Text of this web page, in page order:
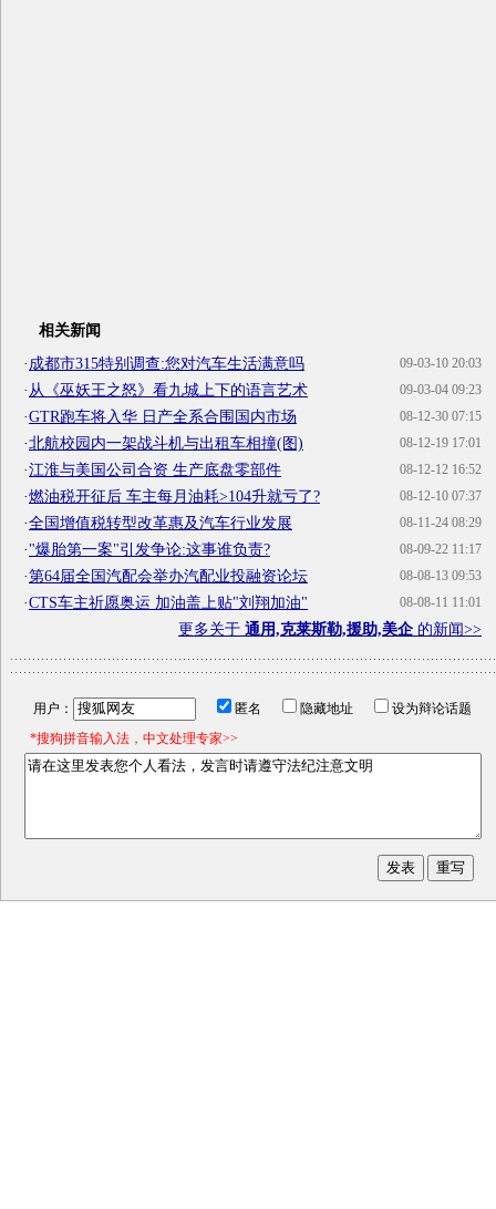
相关新闻
09-03-10 20:03
·成都市315特别调查:您对汽车生活满意吗
09-03-04 09:23
· 从《巫妖王之怒》看九城上下的语言艺术
08-12-30 07:15
·GTR跑车将入华 日产全系合围国内市场
08-12-19 17:01
·北航校园内一架战斗机与出租车相撞(图)
08-12-12 16:52
·江淮与美国公司合资 生产底盘零部件
08-12-10 07:37
·燃油税开征后 车主每月油耗>104升就亏了?
08-11-24 08:29
·全国增值税转型改革惠及汽车行业发展
08-09-22 11:17
·"爆胎第一案"引发争论:这事谁负责?
08-08-13 09:53
·第64届全国汽配会举办汽配业投融资论坛
08-08-11 11:01
·CTS车主祈愿奥运 加油盖上贴"刘翔加油"
更多关于 通用,克莱斯勒,援助,美企 的新闻>>
用户： 匿名 隐藏地址
设为辩论话题
*搜狗拼音输入法，中文处理专家>>